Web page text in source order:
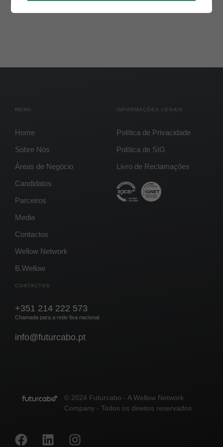
MENU
Home
Sobre Nós
Áreas de Negócio
Candidatos
Parceiros
Media
Contactos
Wellow Network
B.Wellow
INFORMAÇÕES LEGAIS
Política de Privacidade
Política de SIG
Livro de Reclamações
CONTACTOS
+351 214 222 573
Chamada para a rede fixa nacional
info@futurcabo.pt
© 2024 Futurcabo - A Wellow Network
Company - Todos os direitos reservados